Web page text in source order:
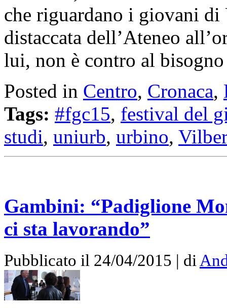
che riguardano i giovani di
distaccata dell’Ateneo
lui, non è contro al
Posted in Centro, Cronaca,
Tags: #fgc15, festival del
studi, uniurb, urbino,
Gambini: “Padiglione
ci sta lavorando”
Pubblicato il 24/04/2015 | di